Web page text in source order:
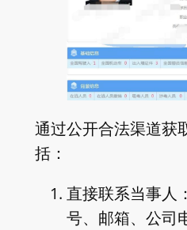
通过公开合法渠道获
括：
直接联系当事人
号、邮箱、公司